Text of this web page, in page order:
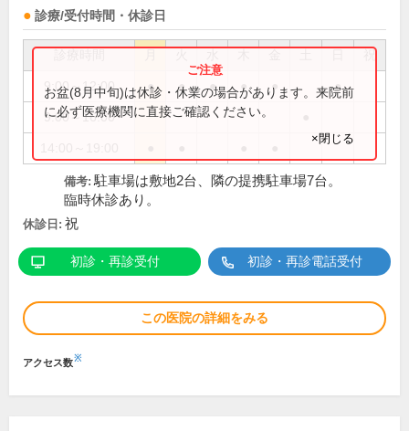
診療/受付時間・休診日
祝
9:00～12:00 ● ● ● ● ● ●
9:00～16:00
お盆(8月中旬)は休診・休業の場合があります。来院前
に必ず医療機関に直接ご確認ください。
×閉じる
備考: 駐車場は敷地2台、隣の提携駐車場7台。
臨時休診あり。
休診日: 祝
初診・再診受付 初診・再診電話受付
この医院の詳細をみる
アクセス数※